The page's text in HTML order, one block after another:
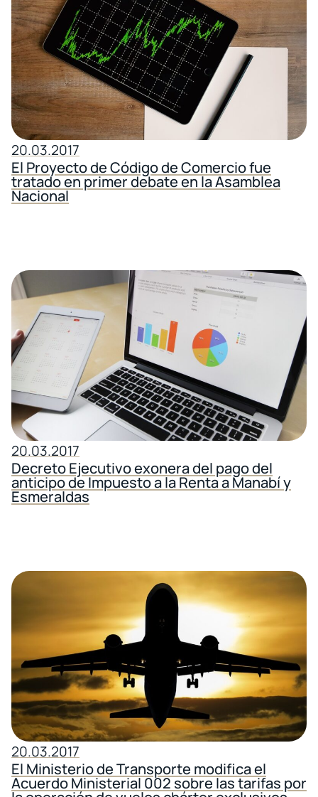
20.03.2017
El Proyecto de Código de Comercio fue
tratado en primer debate en la Asamblea
Nacional
20.03.2017
Decreto Ejecutivo exonera del pago del
anticipo de Impuesto a la Renta a Manabí y
Esmeraldas
20.03.2017
El Ministerio de Transporte modifica el
Acuerdo Ministerial 002 sobre las tarifas por